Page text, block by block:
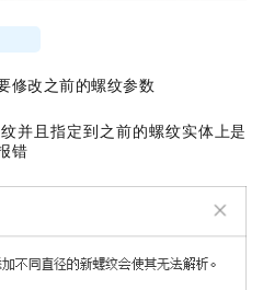
修改之前的螺纹参数
并且指定到之前的螺纹实体上是
错